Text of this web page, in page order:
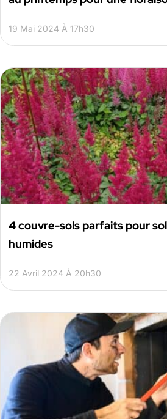
19 Mai 2024 À 17h30
4 couvre-sols parfaits pour
humides
22 Avril 2024 À 20h30